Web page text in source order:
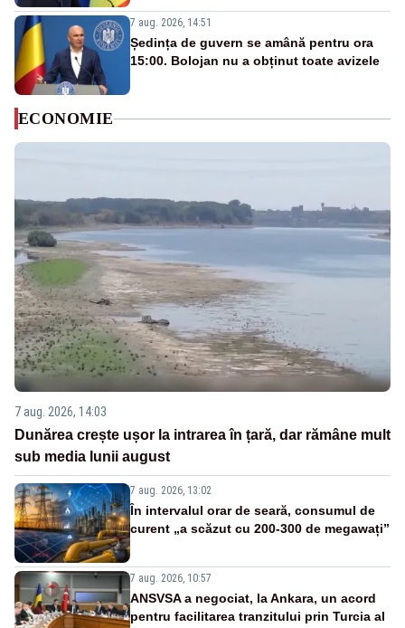
7 aug. 2026, 14:51
Ședința de guvern se amână pentru ora
15:00. Bolojan nu a obținut toate avizele
ECONOMIE
7 aug. 2026, 14:03
Dunărea crește ușor la intrarea în țară, dar rămâne mult
sub media lunii august
7 aug. 2026, 13:02
În intervalul orar de seară, consumul de
curent „a scăzut cu 200-300 de megawați”
7 aug. 2026, 10:57
ANSVSA a negociat, la Ankara, un acord
pentru facilitarea tranzitului prin Turcia al